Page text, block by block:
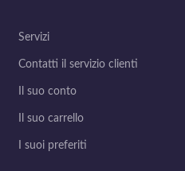
Servizi
Contatti il servizio clienti
Il suo conto
Il suo carrello
I suoi preferiti